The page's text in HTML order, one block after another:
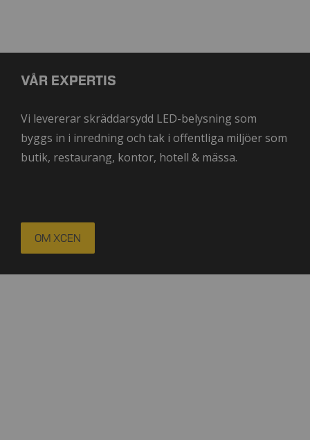
VÅR EXPERTIS
Vi levererar skräddarsydd LED-belysning som
byggs in i inredning och tak i offentliga miljöer som
butik, restaurang, kontor, hotell & mässa.
OM XCEN